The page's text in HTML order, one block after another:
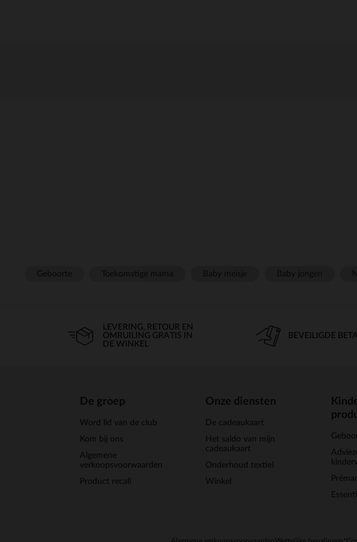
LEVERING, RETOUR EN
OMRUILING GRATIS IN
DE WINKEL
BEVEILIGDE
De groep
Word lid van de club
Kom bij ons
Algemene
verkoopsvoorwaarden
Product recall
Onze diensten
De cadeaukaart
Het saldo van mijn
cadeaukaart
Onderhoud textiel
Winkel